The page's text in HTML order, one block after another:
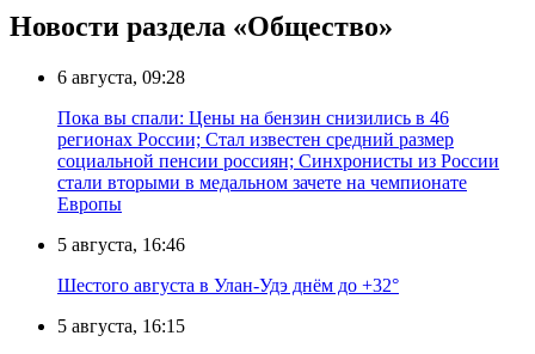
Новости раздела «Общество»
6 августа, 09:28
Пока вы спали: Цены на бензин снизились в 46
регионах России; Стал известен средний размер
социальной пенсии россиян; Синхронисты из России
стали вторыми в медальном зачете на чемпионате
Европы
5 августа, 16:46
Шестого августа в Улан-Удэ днём до +32°
5 августа, 16:15